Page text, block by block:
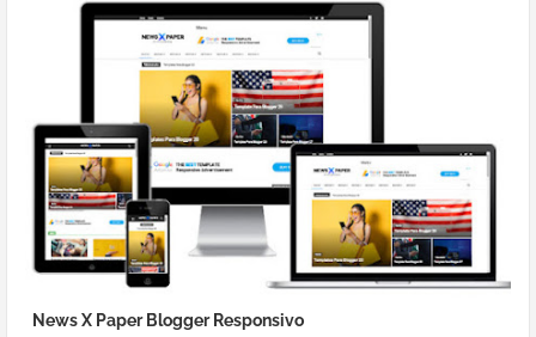
News X Paper Blogger Responsivo